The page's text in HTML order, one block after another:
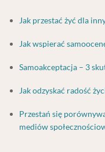
Jak przestać żyć dla
Jak wspierać
Samoakceptacja – 3
Jak odzyskać radość
Przestań się
mediów